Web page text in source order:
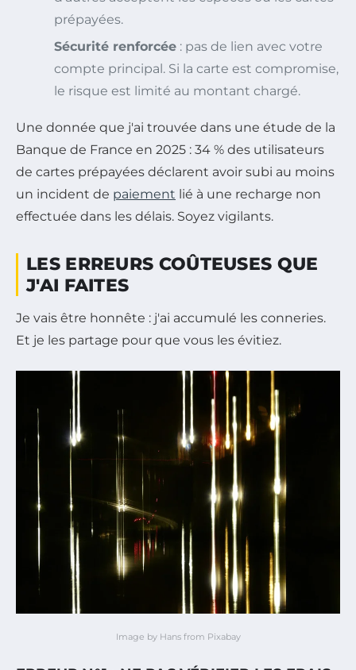
prépayées.
Sécurité renforcée : pas de lien avec votre
compte principal. Si la carte est compromise,
le risque est limité au montant chargé.
Une donnée que j'ai trouvée dans une étude de la
Banque de France en 2025 : 34 % des utilisateurs
de cartes prépayées déclarent avoir subi au moins
un incident de paiement lié à une recharge non
effectuée dans les délais. Soyez vigilants.
LES ERREURS COÛTEUSES QUE
J'AI FAITES
Je vais être honnête : j'ai accumulé les conneries.
Et je les partage pour que vous les évitiez.
Image by Hans from Pixabay